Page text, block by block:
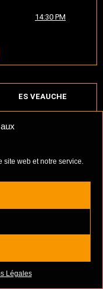
site web et notre service.
Légales
14:30 PM
ES VEAUCHE